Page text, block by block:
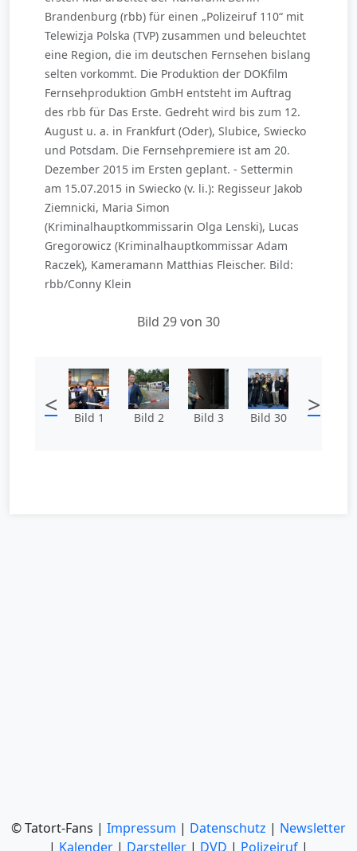
Brandenburg (rbb) für einen „Polizeiruf 110“ mit
Telewizja Polska (TVP) zusammen und beleuchtet
eine Region, die im deutschen Fernsehen bislang
selten vorkommt. Die Produktion der DOKfilm
Fernsehproduktion GmbH entsteht im Auftrag
des rbb für Das Erste. Gedreht wird bis zum 12.
August u. a. in Frankfurt (Oder), Slubice, Swiecko
und Potsdam. Die Fernsehpremiere ist am 20.
Dezember 2015 im Ersten geplant. - Settermin
am 15.07.2015 in Swiecko (v. li.): Regisseur Jakob
Ziemnicki, Maria Simon
(Kriminalhauptkommissarin Olga Lenski), Lucas
Gregorowicz (Kriminalhauptkommissar Adam
Raczek), Kameramann Matthias Fleischer. Bild:
rbb/Conny Klein
Bild 29 von 30
< Bild 1 Bild 2 Bild 3 Bild 30 >
© Tatort-Fans | Impressum | Datenschutz | Newsletter
| Kalender | Darsteller | DVD | Polizeiruf |